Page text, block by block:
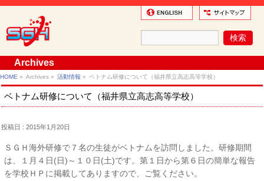
Archives
HOME » Archives » 活動情報 » ベトナム研修について（福井県立高志高等学校）
ベトナム研修について（福井県立高志高等学校）
投稿日 : 2015年1月20日
ＳＧＨ海外研修で７名の生徒がベトナムを訪問しました。研修期間
は、１月４日(日)～１０日(土)です。第１日から第６日の簡単な報告
を学校ＨＰに掲載してありますので、ご覧ください。